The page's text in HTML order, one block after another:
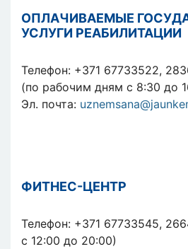
ОПЛАЧИВАЕМЫЕ
УСЛУГИ РЕАБИЛИТАЦИИ
Телефон: +371 67733522,
(по рабочим дням с 8:30 до
Эл. почта:
ФИТНЕС-ЦЕНТР
Телефон: +371 67733545,
с 12:00 до 20:00)